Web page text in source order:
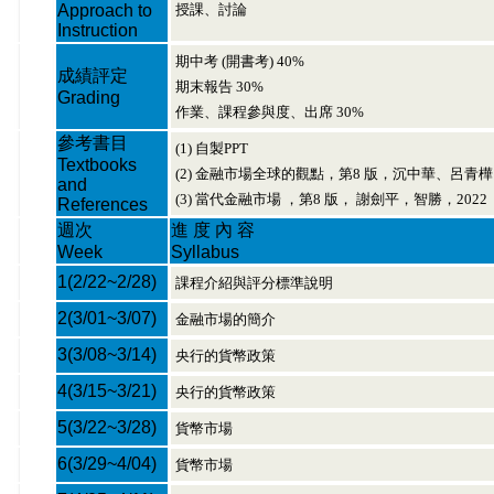
Approach to
Instruction
授課、討論
成績評定
Grading
期中考 (開書考) 40%
期末報告 30%
作業、課程參與度、出席 30%
參考書目
Textbooks
and
References
(1) 自製PPT
(2) 金融市場全球的觀點，第8 版，沉中華、呂青
(3) 當代金融市場 ，第8 版， 謝劍平，智勝，2022
週次
Week
進 度 內 容
Syllabus
1(2/22~2/28) 課程介紹與評分標準說明
2(3/01~3/07) 金融市場的簡介
3(3/08~3/14) 央行的貨幣政策
4(3/15~3/21) 央行的貨幣政策
5(3/22~3/28) 貨幣市場
6(3/29~4/04) 貨幣市場